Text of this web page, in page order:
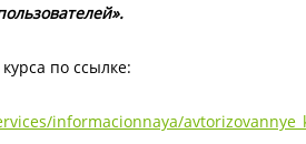
по ссылке:
informacionnaya/